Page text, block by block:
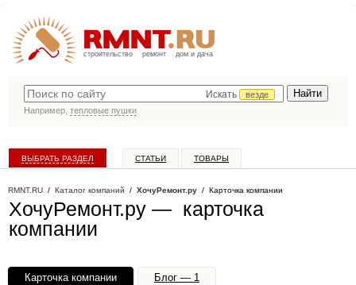
строительство ремонт дом и дача
Искать
везде
Например, тепловые пушки
ВЫБРАТЬ РАЗДЕЛ СТАТЬИ ТОВАРЫ
RMNT.RU / Каталог компаний / ХочуРемонт.ру / Карточка компании
ХочуРемонт.ру — карточка
компании
Карточка компании
Блог — 1